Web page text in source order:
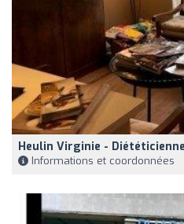
Heulin Virginie -
Informations et coordonnées